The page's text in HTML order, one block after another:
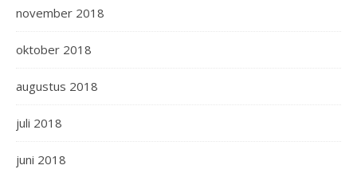
november 2018
oktober 2018
augustus 2018
juli 2018
juni 2018